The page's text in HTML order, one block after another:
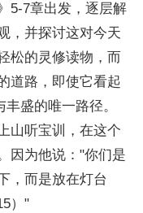
7章出发，逐层解
，并探讨这对今天
松的灵修读物，而
道路，即使它看起
盛的唯一路径。
听宝训，在这个
因为他说："你们是
，而是放在灯台
）"